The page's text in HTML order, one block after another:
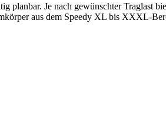
planbar. Je nach gewünschter Traglast
aus dem Speedy XL bis XXXL-